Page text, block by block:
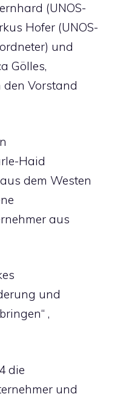
(UNOS-
Hofer (UNOS-
und
Gölles,
den Vorstand
Haid
dem Westen
aus
und
,
die
und